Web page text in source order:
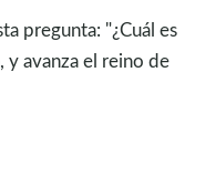
pregunta: "¿Cuál es
y avanza el reino de